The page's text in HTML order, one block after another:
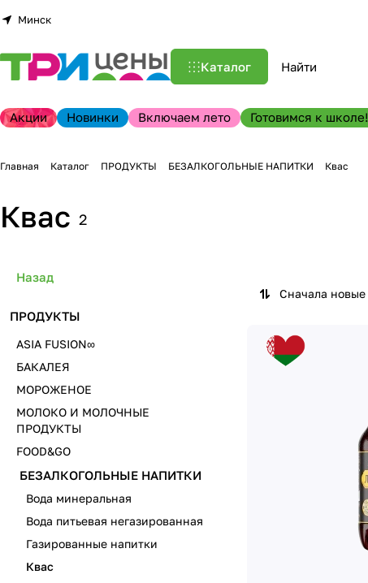
Минск
Каталог
Акции Новинки Включаем лето Готовимся к школе!
Главная Каталог ПРОДУКТЫ БЕЗАЛКОГОЛЬНЫЕ НАПИТКИ Квас
Квас 2
Сначала новые
Назад
ПРОДУКТЫ
ASIA FUSION∞
БАКАЛЕЯ
МОРОЖЕНОЕ
МОЛОКО И МОЛОЧНЫЕ
ПРОДУКТЫ
FOOD&GO
БЕЗАЛКОГОЛЬНЫЕ НАПИТКИ
Вода минеральная
Вода питьевая негазированная
Газированные напитки
Квас